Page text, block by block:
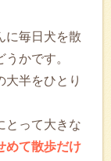
に毎日犬を散
かです。
大半をひとり
とって大きな
めて散歩だけ